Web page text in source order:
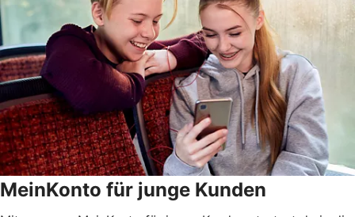
MeinKonto für junge Kunden